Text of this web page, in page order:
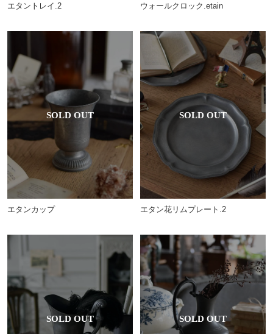
エタントレイ.2 ウォールクロック.etain
エタンカップ エタン花リムプレート.2